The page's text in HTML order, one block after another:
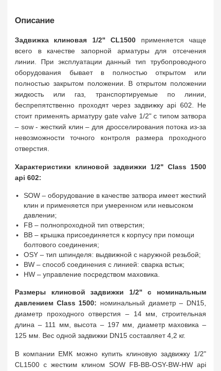
Описание
Задвижка клиновая 1/2" CL1500 применяется чаще
всего в качестве запорной арматуры для отсечения
линии. При эксплуатации данный тип трубопроводного
оборудования бывает в полностью открытом или
полностью закрытом положении. В открытом положении
жидкость или газ, транспортируемые по линии,
беспрепятственно проходят через задвижку api 602. Не
стоит применять арматуру gate valve 1/2" с типом затвора
– sow - жесткий клин – для дросселирования потока из-за
невозможности точного контроля размера проходного
отверстия.
Характеристики клиновой задвижки 1/2" Class 1500
api 602:
SOW – оборудование в качестве затвора имеет жесткий
клин и применяется при умеренном или невысоком
давлении;
FB – полнопроходной тип отверстия;
BB – крышка присоединяется к корпусу при помощи
болтового соединения;
OSY – тип шпинделя: выдвижной с наружной резьбой;
BW – способ соединения с линией: сварка встык;
HW – управление посредством маховика.
Размеры клиновой задвижки 1/2" с номинальным
давлением Class 1500: номинальный диаметр – DN15,
диаметр проходного отверстия – 14 мм, строительная
длина – 111 мм, высота – 197 мм, диаметр маховика –
125 мм. Вес одной задвижки DN15 составляет 4,2 кг.
В компании ЕМК можно купить клиновую задвижку 1/2"
CL1500 с жестким клином SOW FB-BB-OSY-BW-HW api